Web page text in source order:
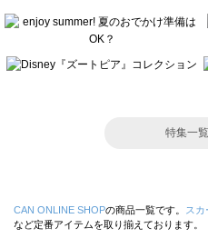
特集一
CAN ONLINE SHOPの商品一覧です。 スカ
など定番アイテムを取り揃えております。